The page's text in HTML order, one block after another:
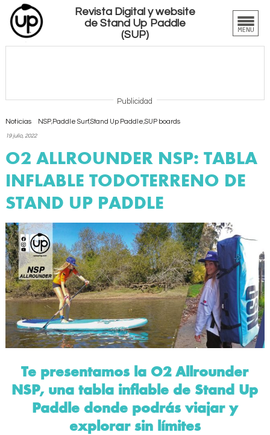
Revista Digital y website
de Stand Up Paddle
(SUP)
Publicidad
Noticias NSP,Paddle Surf,Stand Up Paddle,SUP boards
19 julio, 2022
O2 ALLROUNDER NSP: TABLA
INFLABLE TODOTERRENO DE
STAND UP PADDLE
Te presentamos la O2 Allrounder
NSP, una tabla inflable de Stand Up
Paddle donde podrás viajar y
explorar sin límites